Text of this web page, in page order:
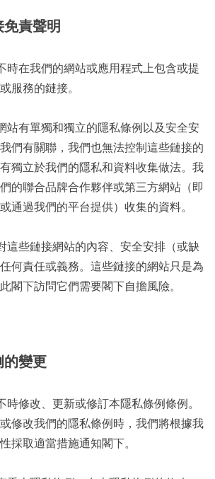
責聲明
時在我們的網站或應用程式上包含或提
服務的鏈接。
站有單獨和獨立的隱私條例以及安全安
們有關聯，我們也無法控制這些鏈接的
獨立於我們的隱私和資料收集做法。我
的聯合品牌合作夥伴或第三方網站（即
通過我們的平台提供）收集的資料。
這些鏈接網站的內容、安全安排（或缺
何責任或義務。這些鏈接的網站只是為
閣下訪問它們需要閣下自擔風險。
的變更
修改、更新或修訂本隱私條例條例。
修改我們的隱私條例時，我們將根據我
採取適當措施通知閣下。